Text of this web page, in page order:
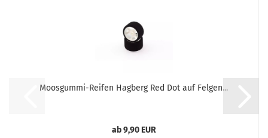
Moosgummi-Reifen Hagberg Red Dot auf Felgen...
ab 9,90 EUR